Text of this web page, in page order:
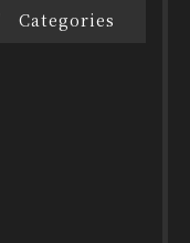
Categories